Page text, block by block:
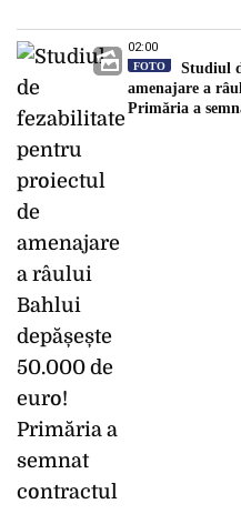
02:00
FOTO
Studiul
amenajare a
Primăria a